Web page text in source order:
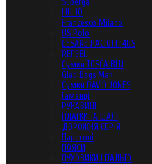
LIU JO
Francesco Milano
US Polo
CESARE PACIOTTI 4US
REFEEL
Сумки TOSCA BLU
Glad Bags Man
Сумки DAVID JONES
Гаманці
РУКАВИЦІ
ПЛАТКИ ТА ШАЛІ
ДОРОЖНЯ СЕРІЯ
Парасолі
ПОЯСИ
ПУХОВИКИ І ПАЛЬТО